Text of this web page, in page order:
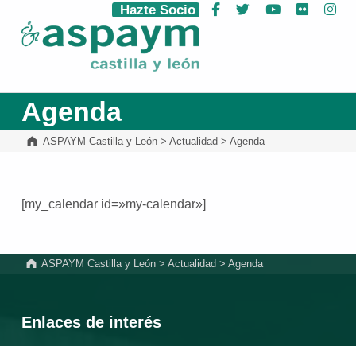
ASPAYM Castilla y León
Hazte Socio Facebook
Twitter YouTube
Flickr
Agenda
ASPAYM Castilla y León> Actualidad > Agenda
[my_calendar id=»my-calendar»]
ASPAYM Castilla y León >Actualidad >Agenda
Enlaces de interés